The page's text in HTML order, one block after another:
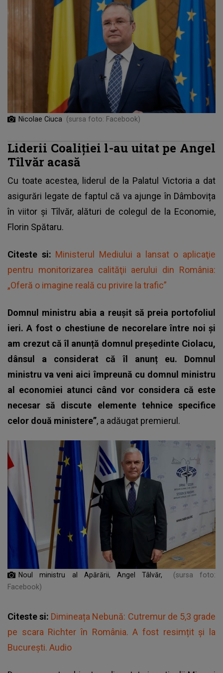
Nicolae Ciuca (sursa foto: Facebook)
Liderii Coaliției l-au uitat pe Angel
Tîlvăr acasă
Cu toate acestea, liderul de la Palatul Victoria a dat
asigurări legate de faptul că va ajunge în Dâmbovița
în viitor și Tîlvăr, alături de colegul de la Economie,
Florin Spătaru.
Citeste si: Ministerul Mediului a lansat o aplicaţie
pentru monitorizarea calităţii aerului din România:
„Oferă o imagine reală cu privire la trafic”
Domnul ministru abia a reușit să preia portofoliul
ieri. A fost o chestiune de necorelare între noi și
am crezut că îl anunță domnul președinte Ciolacu,
dânsul a considerat că îl anunț eu. Domnul
ministru va veni aici împreună cu domnul ministru
al economiei atunci când vor considera că este
necesar să discute elemente tehnice specifice
celor două ministere”, a adăugat premierul.
Noul ministru al Apărării, Angel Tâlvăr,
(sursa foto:
Facebook)
Citeste si: Dimineața Nebună: Cutremur de 5,3 grade
pe scara Richter în România. A fost resimțit și la
București. Audio